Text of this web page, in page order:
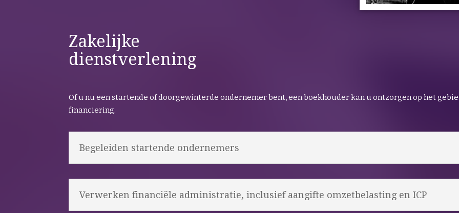
Zakelijke
dienstverlening
Of u nu een startende of doorgewinterde ondernemer bent, een boekhouder kan u ontzorgen op het
financiering.
Begeleiden startende ondernemers
Verwerken financiële administratie, inclusief aangifte omzetbelasting en ICP